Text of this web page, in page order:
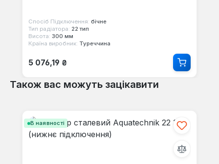
Спосіб Підключення: бічне
Тип радіатора: 22 тип
Висота: 300 мм
Країна виробник: Туреччина
Звичайна ціна:
5 076,19 ₴
Також вас можуть зацікавити
В наявності